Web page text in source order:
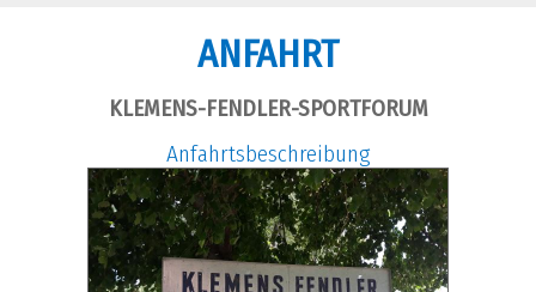
ANFAHRT
KLEMENS-FENDLER-SPORTFORUM
Anfahrtsbeschreibung